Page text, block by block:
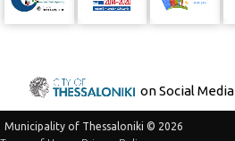
on Social Media
Municipality of Thessaloniki © 2026